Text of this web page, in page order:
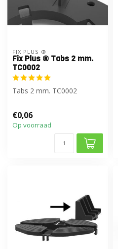
FIX PLUS ®
Fix Plus ® Tabs 2 mm.
TC0002
Tabs 2 mm. TC0002
€0,06
Op voorraad